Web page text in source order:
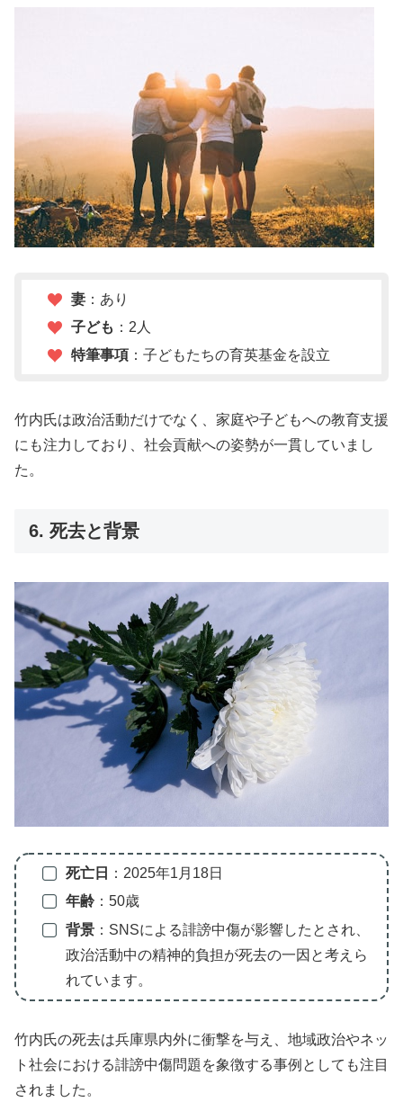
妻：あり
子ども ：2人
特筆事項：子どもたちの育英基金を設立
竹内氏は政治活動だけでなく、家庭や子どもへの教育支援
にも注力しており、社会貢献への姿勢が一貫していまし
た。
6. 死去と背景
死亡日
：2025年1月18日
年齢：50歳
背景：SNSによる誹謗中傷が影響したとされ、
政治活動中の精神的負担が死去の一因と考えら
れています。
竹内氏の死去は兵庫県内外に衝撃を与え、地域政治やネッ
ト社会における誹謗中傷問題を象徴する事例としても注目
されました。